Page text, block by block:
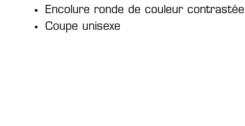
Encolure ronde de couleur contrastée
Coupe unisexe